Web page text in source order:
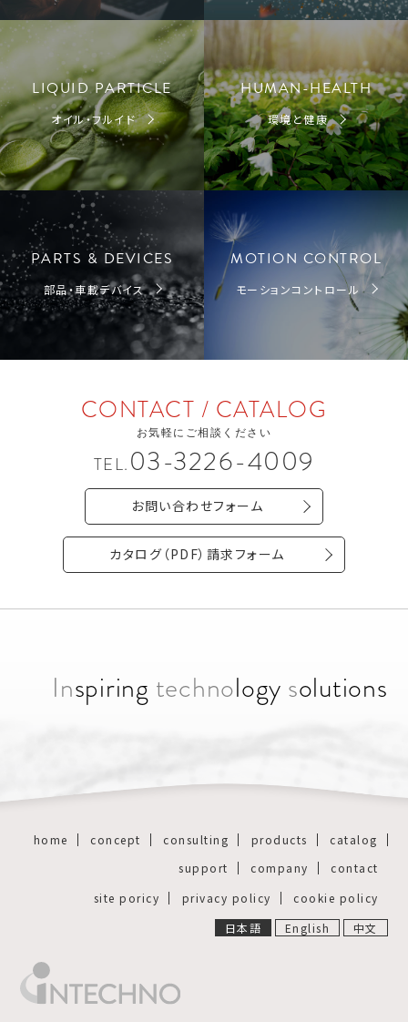
LIQUID PARTICLE
オイル・フルイド
HUMAN-HEALTH
環境と健康
PARTS & DEVICES
部品・車載デバイス
MOTION CONTROL
モーションコントロール
CONTACT / CATALOG
お気軽にご相談ください
TEL. 03-3226-4009
お問い合わせフォーム
カタログ（PDF）請求フォーム
Inspiring technology solutions
home concept consulting products
catalog
support
company
contact
site poricy
privacy policy
cookie policy
日本語
English 中文